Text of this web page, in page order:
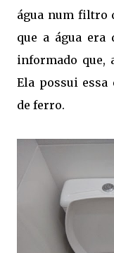
água num filtro
que a água
informado que,
Ela possui essa
de ferro.